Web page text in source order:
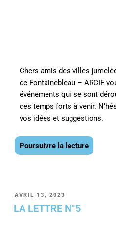
Chers amis des villes
de Fontainebleau – ARCIF
événements qui se sont
des temps forts à venir.
vos idées et suggestions.
Poursuivre la lecture
AVRIL 13, 2023
LA LETTRE N°5